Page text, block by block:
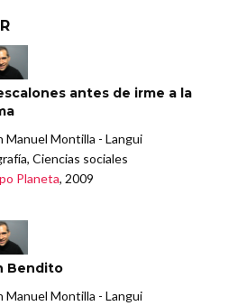
antes de irme a la
Manuel Montilla - Langui
Ciencias sociales
Planeta, 2009
Bendito
Manuel Montilla - Langui